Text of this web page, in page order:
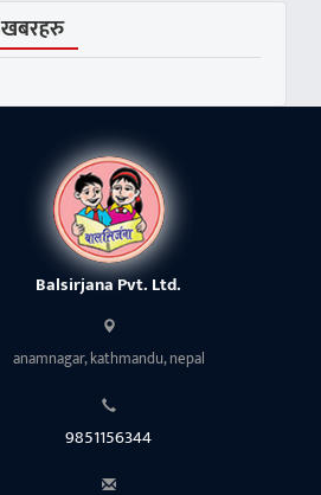
खबरहरु
Balsirjana Pvt. Ltd.
anamnagar, kathmandu, nepal
9851156344